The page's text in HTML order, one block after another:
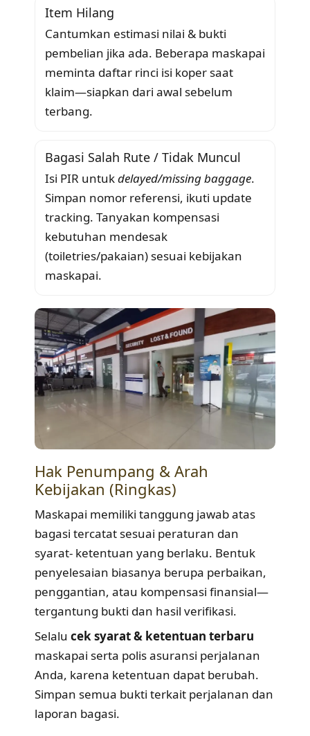
Item Hilang
Cantumkan estimasi nilai & bukti
pembelian jika ada. Beberapa maskapai
meminta daftar rinci isi koper saat
klaim—siapkan dari awal sebelum
terbang.
Bagasi Salah Rute / Tidak Muncul
Isi PIR untukdelayed/missing baggage.
Simpan nomor referensi, ikuti update
tracking. Tanyakan kompensasi
kebutuhan mendesak
(toiletries/pakaian) sesuai kebijakan
maskapai.
Hak Penumpang & Arah
Kebijakan (Ringkas)
Maskapai memiliki tanggung jawab atas
bagasi tercatat sesuai peraturan dan
syarat- ketentuan yang berlaku. Bentuk
penyelesaian biasanya berupa perbaikan,
penggantian, atau kompensasi finansial—
tergantung bukti dan hasil verifikasi.
Selalu cek syarat & ketentuan terbaru
maskapai serta polis asuransi perjalanan
Anda, karena ketentuan dapat berubah.
Simpan semua bukti terkait perjalanan dan
laporan bagasi.